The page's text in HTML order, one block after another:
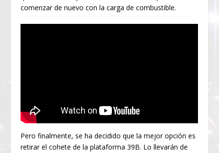
comenzar de nuevo con la carga de combustible.
Pero finalmente, se ha decidido que la mejor opción es
retirar el cohete de la plataforma 39B. Lo llevarán de